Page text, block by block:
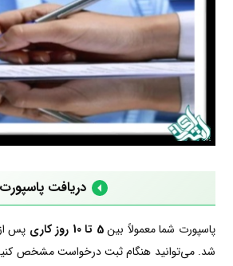
دریافت پاسپورت
پاسپورت شما معمولاً بین5 تا 10 روز کاری
پس
شد. می‌توانید هنگام ثبت درخواست مشخص